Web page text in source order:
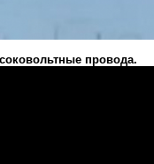
провода.